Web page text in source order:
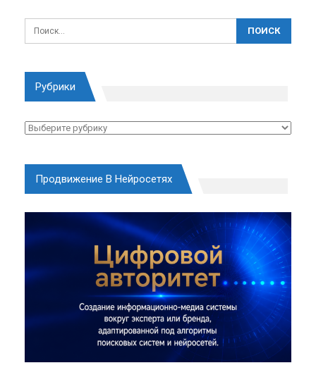
Рубрики
Рубрики
Продвижение В Нейросетях